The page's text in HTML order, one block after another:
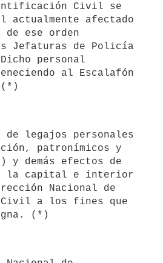
Civil se
actualmente afectado
ese orden
Jefaturas de Policía
personal
al Escalafón
patronímicos y
y demás efectos de
la capital e interior
Nacional de
a los fines que